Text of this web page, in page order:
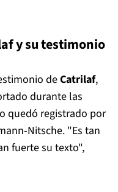
y su testimonio
deCatrilaf,
durante las
quedó registrado por
Nitsche. "Es tan
fuerte su texto",